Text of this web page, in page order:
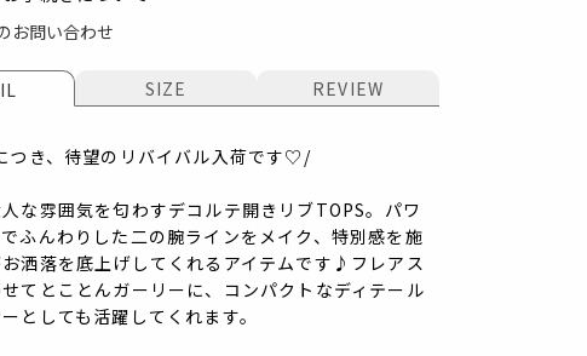
ック
お問い合わせ
SIZE REVIEW
つき、待望のリバイバル入荷です♡/
な雰囲気を匂わすデコルテ開きリブTOPS。パワ
ふんわりした二の腕ラインをメイク、特別感を施
洒落を底上げしてくれるアイテムです♪フレアス
てとことんガーリーに、コンパクトなディテール
としても活躍してくれます。